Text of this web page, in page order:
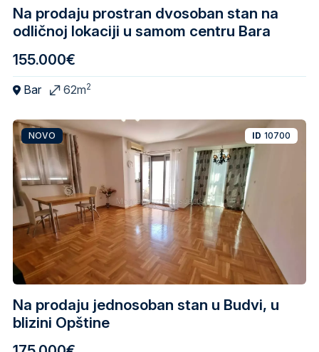
Na prodaju prostran dvosoban stan na
odličnoj lokaciji u samom centru Bara
155.000€
Bar 62m2
Na prodaju jednosoban stan u Budvi, u
blizini Opštine
NOVO ID 10700